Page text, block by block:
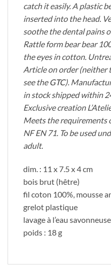
catch it easily. A plastic
inserted into the head.
soothe the dental pains
Rattle form bear bear
the eyes in cotton.
Article on order (neither
see the GTC).
in stock shipped within
Exclusive creation
Meets the requirements
NF EN 71. To be used
adult.
dim. : 11 x 7.5 x 4 cm
bois brut (hêtre)
fil coton 100%, mousse
grelot plastique
lavage à l’eau savonneuse
poids : 18 g